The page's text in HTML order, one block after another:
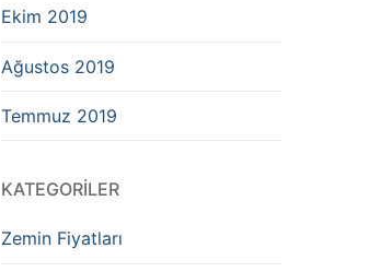
Ekim 2019
Ağustos 2019
Temmuz 2019
KATEGORILER
Zemin Fiyatları